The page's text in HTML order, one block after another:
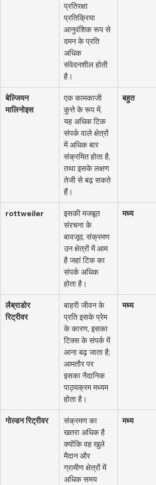
प्रतिरक्षा
प्रतिक्रिया
आनुवंशिक रूप से
दमन के प्रति
अधिक
संवेदनशील होती
है।
बेल्जियन
मालिनोइस
एक कामकाजी
कुत्ते के रूप में,
यह अधिक टिक
संपर्क वाले क्षेत्रों
में अधिक बार
संक्रमित होता है,
तथा इसके लक्षण
तेजी से बढ़ सकते
हैं।
बहुत
rottweiler
इसकी मजबूत
संरचना के
बावजूद, संक्रमण
उन क्षेत्रों में आम
है जहां टिक का
संपर्क अधिक
होता है।
मध्य
लैब्राडोर
रिट्रीवर
बाहरी जीवन के
प्रति इसके प्रेम
के कारण, इसका
टिक्स के संपर्क में
आना बढ़ जाता है;
आमतौर पर
इसका नैदानिक
पाठ्यक्रम मध्यम
होता है।
मध्य
गोल्डन रिट्रीवर
संक्रमण का
खतरा अधिक है
क्योंकि वह खुले
मैदान और
ग्रामीण क्षेत्रों में
अधिक समय
मध्य